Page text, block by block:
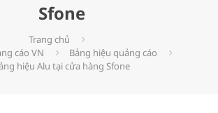
Sfone
Trang chủ
cáo VN
Bảng hiệu quảng cáo
hiệu Alu tại cửa hàng Sfone